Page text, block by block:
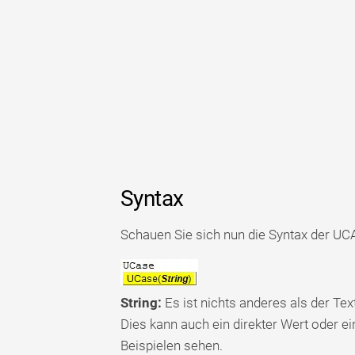
Syntax
Schauen Sie sich nun die Syntax der
String: Es ist nichts anderes als der
Dies kann auch ein direkter Wert oder
Beispielen sehen.